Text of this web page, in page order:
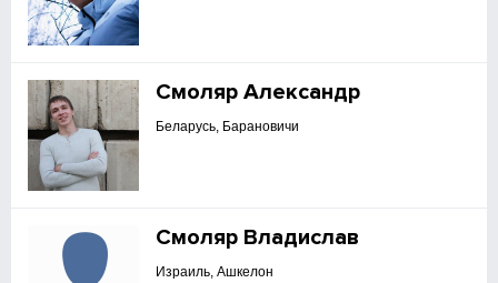
Смоляр Александр
Беларусь, Барановичи
Смоляр Владислав
Израиль, Ашкелон